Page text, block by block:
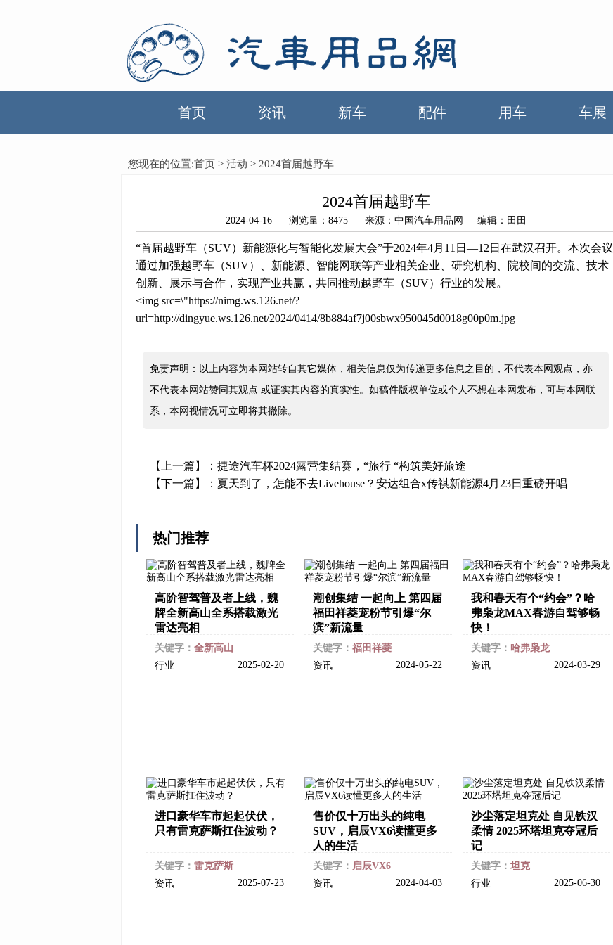
首页 资讯 新车 配件 用车 车展
您现在的位置:首页 > 活动 > 2024首届越野车
2024首届越野车
2024-04-16 浏览量：8475 来源：中国汽车用品网 编辑：田田
“首届越野车（SUV）新能源化与智能化发展大会”于2024年4月11日—12日在武汉召开。本次会议
通过加强越野车（SUV）、新能源、智能网联等产业相关企业、研究机构、院校间的交流、技术
创新、展示与合作，实现产业共赢，共同推动越野车（SUV）行业的发展。
<img src=\"https://nimg.ws.126.net/?
url=http://dingyue.ws.126.net/2024/0414/8b884af7j00sbwx950045d0018g00p0m.jpg
免责声明：以上内容为本网站转自其它媒体，相关信息仅为传递更多信息之目的，不代表本网观点，亦
不代表本网站赞同其观点 或证实其内容的真实性。如稿件版权单位或个人不想在本网发布，可与本网联
系，本网视情况可立即将其撤除。
【上一篇】： 捷途汽车杯2024露营集结赛，“旅行 “构筑美好旅途
【下一篇】： 夏天到了，怎能不去Livehouse？安达组合x传祺新能源4月23日重磅开唱
热门推荐
高阶智驾普及者上线，魏
牌全新高山全系搭载激光
雷达亮相
关键字： 全新高山
行业
2025-02-20
潮创集结 一起向上 第四届
福田祥菱宠粉节引爆“尔
滨”新流量
关键字： 福田祥菱
资讯
2024-05-22
我和春天有个“约会”？哈
弗枭龙MAX春游自驾够畅
快！
关键字： 哈弗枭龙
资讯
2024-03-29
进口豪华车市起起伏伏，
只有雷克萨斯扛住波动？
关键字： 雷克萨斯
资讯
2025-07-23
售价仅十万出头的纯电
SUV，启辰VX6读懂更多
人的生活
关键字： 启辰VX6
资讯
2024-04-03
沙尘落定坦克处 自见铁汉
柔情 2025环塔坦克夺冠后
记
关键字： 坦克
行业
2025-06-30